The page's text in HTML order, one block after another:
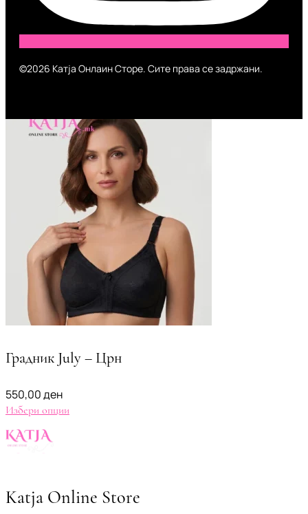
©2026 Катја Онлаин Сторе. Сите права се задржани.
Градник July – Црн
550,00ден
Избери опции
Katja Online Store